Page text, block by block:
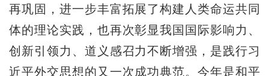
再巩固，进一步丰富拓展了构建人类命运共同
体的理论实践，也再次彰显我国国际影响力、
创新引领力、道义感召力不断增强，是践行习
近平外交思想的又一次成功典范。今年是和平